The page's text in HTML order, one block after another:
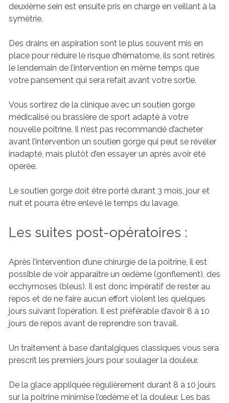
deuxième sein est ensuite pris en charge en veillant à la
symétrie.
Des drains en aspiration sont le plus souvent mis en
place pour réduire le risque d’hématome, ils sont retirés
le lendemain de l’intervention en même temps que
votre pansement qui sera refait avant votre sortie.
Vous sortirez de la clinique avec un soutien gorge
médicalisé ou brassière de sport adapté à votre
nouvelle poitrine. Il n’est pas recommandé d’acheter
avant l’intervention un soutien gorge qui peut se révéler
inadapté, mais plutôt d’en essayer un après avoir été
opérée.
Le soutien gorge doit être porté durant 3 mois, jour et
nuit et pourra être enlevé le temps du lavage.
Les suites post-opératoires :
Après l’intervention d’une chirurgie de la poitrine, il est
possible de voir apparaître un œdème (gonflement), des
ecchymoses (bleus). Il est donc impératif de rester au
repos et de ne faire aucun effort violent les quelques
jours suivant l’opération. Il est préférable d’avoir 8 à 10
jours de repos avant de reprendre son travail.
Un traitement à base d’antalgiques classiques vous sera
prescrit les premiers jours pour soulager la douleur.
De la glace appliquée régulièrement durant 8 à 10 jours
sur la poitrine minimise l’œdème et la douleur. Les bas